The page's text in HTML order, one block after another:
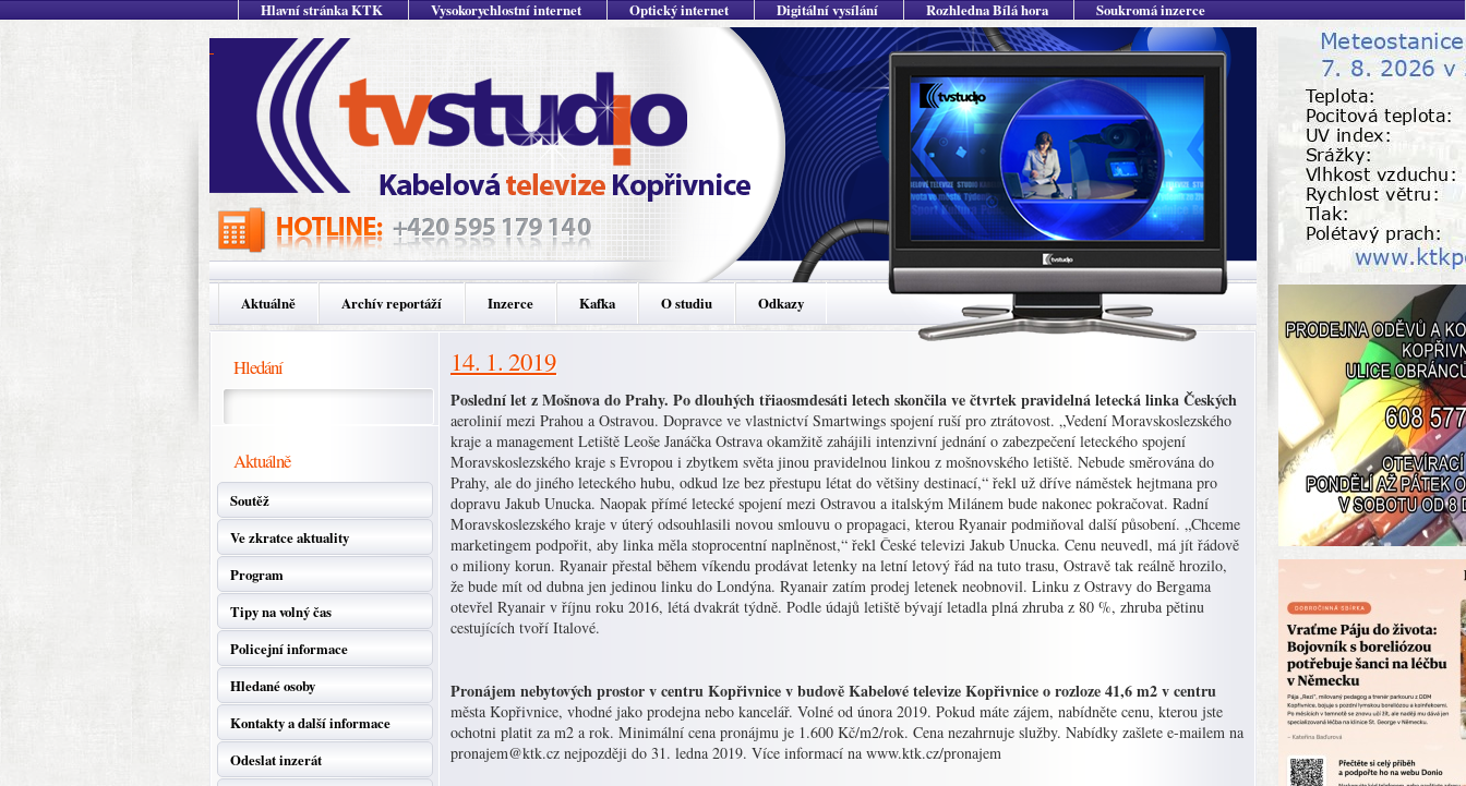
Hlavní stránka KTK Vysokorychlostní internet Optický internet Digitální vysílání Rozhledna Bílá hora Soukromá inzerce
Aktuálně Archív reportáží Inzerce Kafka O studiu Odkazy
Hledání
Aktuálně
Soutěž
Ve zkratce aktuality
Program
Tipy na volný čas
Policejní informace
Hledané osoby
Kontakty a další informace
Odeslat inzerát
14. 1. 2019
Poslední let z Mošnova do Prahy. Po dlouhých třiaosmdesáti letech skončila ve čtvrtek pravidelná letecká linka Českých
aerolinií mezi Prahou a Ostravou. Dopravce ve vlastnictví Smartwings spojení ruší pro ztrátovost. „Vedení Moravskoslezského
kraje a management Letiště Leoše Janáčka Ostrava okamžitě zahájili intenzivní jednání o zabezpečení leteckého spojení
Moravskoslezského kraje s Evropou i zbytkem světa jinou pravidelnou linkou z mošnovského letiště. Nebude směrována do
Prahy, ale do jiného leteckého hubu, odkud lze bez přestupu létat do většiny destinací,“ řekl už dříve náměstek hejtmana pro
dopravu Jakub Unucka. Naopak přímé letecké spojení mezi Ostravou a italským Milánem bude nakonec pokračovat. Radní
Moravskoslezského kraje v úterý odsouhlasili novou smlouvu o propagaci, kterou Ryanair podmiňoval další působení. „Chceme
marketingem podpořit, aby linka měla stoprocentní naplněnost,“ řekl České televizi Jakub Unucka. Cenu neuvedl, má jít řádově
o miliony korun. Ryanair přestal během víkendu prodávat letenky na letní letový řád na tuto trasu, Ostravě tak reálně hrozilo,
že bude mít od dubna jen jedinou linku do Londýna. Ryanair zatím prodej letenek neobnovil. Linku z Ostravy do Bergama
otevřel Ryanair v říjnu roku 2016, létá dvakrát týdně. Podle údajů letiště bývají letadla plná zhruba z 80 %, zhruba pětinu
cestujících tvoří Italové.
Pronájem nebytových prostor v centru Kopřivnice v budově Kabelové televize Kopřivnice o rozloze 41,6 m2 v centru
města Kopřivnice, vhodné jako prodejna nebo kancelář. Volné od února 2019. Pokud máte zájem, nabídněte cenu, kterou jste
ochotni platit za m2 a rok. Minimální cena pronájmu je 1.600 Kč/m2/rok. Cena nezahrnuje služby. Nabídky zašlete e-mailem na
pronajem@ktk.cz nejpozději do 31. ledna 2019. Více informací na www.ktk.cz/pronajem